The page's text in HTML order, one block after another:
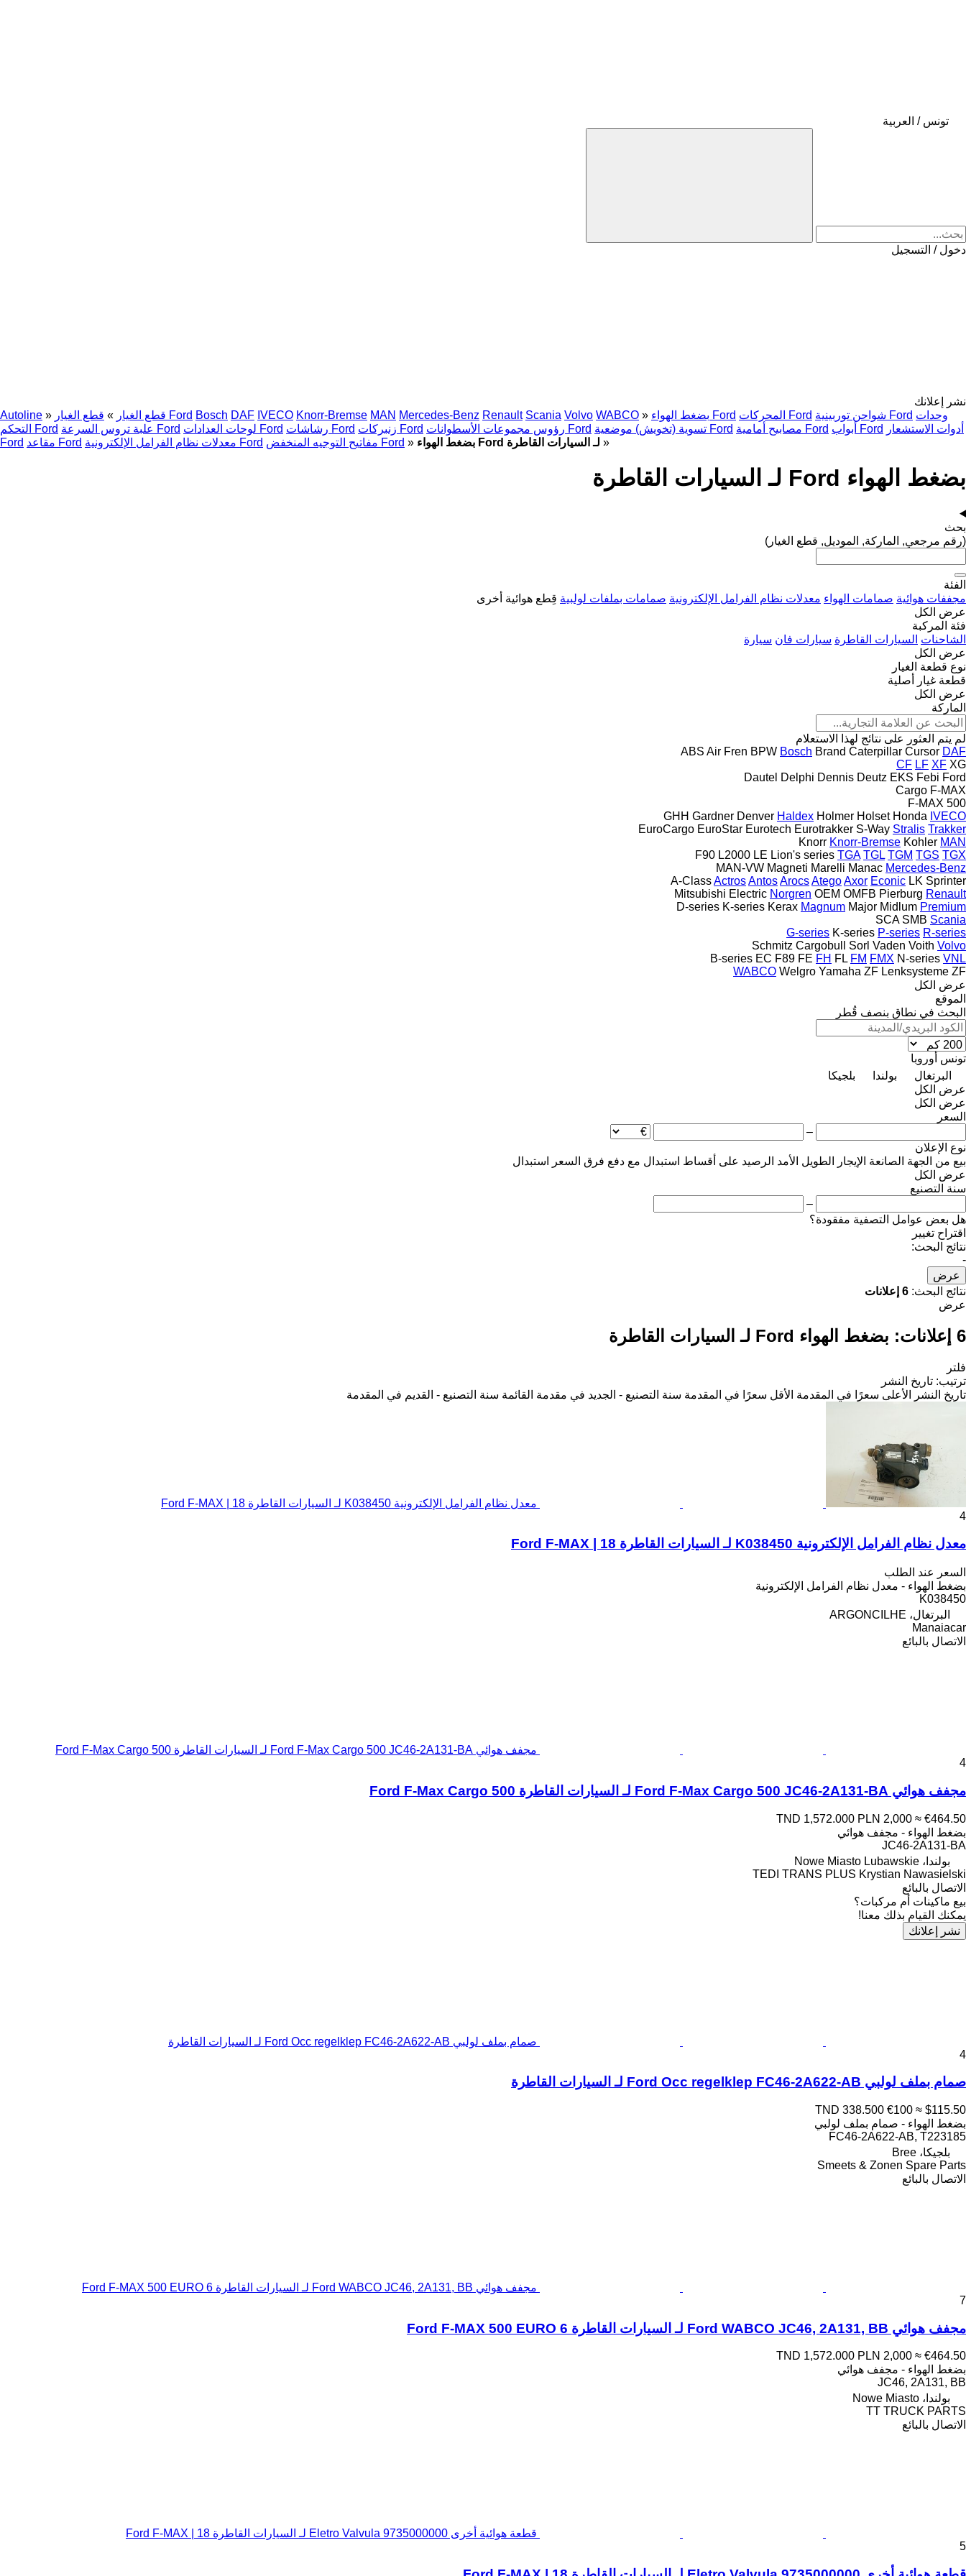
تونس / العربية
دخول / التسجيل
نشر إعلانك
Autoline » قطع الغيار » قطع الغيار Ford Bosch DAF IVECO Knorr-Bremse MAN Mercedes-Benz Renault Scania Volvo WABCO » بضغط الهواء Ford المحركات Ford شواحن توربينية Ford وحدات
التحكم Ford
علبة تروس السرعة Ford لوحات العدادات Ford رشاشات Ford زنبركات Ford رؤوس مجموعات الأسطوانات Ford تسوية (تخويش) موضعية Ford مصابيح أمامية Ford أبواب Ford
أدوات الاستشعار
Ford
مقاعد Ford معدلات نظام الفرامل الإلكترونية Ford مفاتيح التوجيه المنخفض Ford » بضغط الهواء Ford لـ السيارات القاطرة »
بضغط الهواء Ford لـ السيارات القاطرة
بحث
(رقم مرجعي, الماركة, الموديل, قطع الغيار)
الفئة
مجففات هوائية صمامات الهواء معدلات نظام الفرامل الإلكترونية صمامات بملفات لولبية قِطع هوائية أخرى
عرض الكل
فئة المركبة
الشاحنات السيارات القاطرة سيارات فان سيارة
عرض الكل
نوع قطعة الغيار
قطعة غيار أصلية
عرض الكل
الماركة
لم يتم العثور على نتائج لهذا الاستعلام
ABS Air Fren BPW Bosch Brand Caterpillar Cursor DAF
CF LF XF XG
Dautel Delphi Dennis Deutz EKS Febi Ford
Cargo F-MAX
F-MAX 500
GHH Gardner Denver Haldex Holmer Holset Honda IVECO
EuroCargo EuroStar Eurotech Eurotrakker S-Way Stralis Trakker
Knorr Knorr-Bremse Kohler MAN
F90 L2000 LE Lion's series TGA TGL TGM TGS TGX
MAN-VW Magneti Marelli Manac Mercedes-Benz
A-ClassActrosAntosArocsAtegoAxor Econic LK Sprinter
Mitsubishi Electric Norgren OEM OMFB Pierburg Renault
D-series K-series Kerax Magnum Major Midlum Premium
SCA SMB Scania
G-series K-series P-series R-series
Schmitz Cargobull
Sorl Vaden Voith Volvo
B-series EC F89 FE FH FL FM FMX N-series VNL
WABCO Welgro Yamaha ZF Lenksysteme ZF
عرض الكل
الموقع
البحث في نطاق بنصف قُطر
تونس أوروبا
البرتغال
بولندا
بلجيكا
عرض الكل
عرض الكل
السعر
–
نوع الإعلان
بيع من الجهة الصانعة الإيجار الطويل الأمد الرصيد على أقساط استبدال مع دفع فرق السعر
استبدال
عرض الكل
سنة التصنيع
–
هل بعض عوامل التصفية مفقودة؟
اقتراح تغيير
نتائج البحث:
-
عرض
نتائج البحث: 6 إعلانات
عرض
6 إعلانات: بضغط الهواء Ford لـ السيارات القاطرة
فلتر
ترتيب: تاريخ النشر
تاريخ النشر
الأعلى سعرًا في المقدمة الأقل سعرًا في المقدمة سنة التصنيع - الجديد في مقدمة القائمة سنة التصنيع - القديم في المقدمة
معدل نظام الفرامل الإلكترونية K038450 لـ السيارات القاطرة Ford F-MAX | 18
4
معدل نظام الفرامل الإلكترونية K038450 لـ السيارات القاطرة Ford F-MAX | 18
السعر عند الطلب
بضغط الهواء - معدل نظام الفرامل الإلكترونية
K038450
البرتغال، ARGONCILHE
Manaiacar
الاتصال بالبائع
مجفف هوائي Ford F-Max Cargo 500 JC46-2A131-BA لـ السيارات القاطرة Ford F-Max Cargo 500
4
مجفف هوائي Ford F-Max Cargo 500 JC46-2A131-BA لـ السيارات القاطرة Ford F-Max Cargo 500
TND 1,572.000 PLN 2,000 ≈ €464.50
بضغط الهواء - مجفف هوائي
JC46-2A131-BA
بولندا، Nowe Miasto Lubawskie
TEDI TRANS PLUS Krystian Nawasielski
الاتصال بالبائع
بيع ماكينات أم مركبات؟
يمكنك القيام بذلك معنا!
نشر إعلانك
صمام بملف لولبي Ford Occ regelklep FC46-2A622-AB لـ السيارات القاطرة
4
صمام بملف لولبي Ford Occ regelklep FC46-2A622-AB لـ السيارات القاطرة
TND 338.500 €100 ≈ $115.50
بضغط الهواء - صمام بملف لولبي
FC46-2A622-AB, T223185
بلجيكا، Bree
Smeets & Zonen Spare Parts
الاتصال بالبائع
مجفف هوائي Ford WABCO JC46, 2A131, BB لـ السيارات القاطرة Ford F-MAX 500 EURO 6
7
مجفف هوائي Ford WABCO JC46, 2A131, BB لـ السيارات القاطرة Ford F-MAX 500 EURO 6
TND 1,572.000 PLN 2,000 ≈ €464.50
بضغط الهواء - مجفف هوائي
JC46, 2A131, BB
بولندا، Nowe Miasto
TT TRUCK PARTS
الاتصال بالبائع
قطعة هوائية أخرى Eletro Valvula 9735000000 لـ السيارات القاطرة Ford F-MAX | 18
5